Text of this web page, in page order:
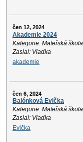
čen 12, 2024
Akademie 2024
Kategorie: Mateřská škola
Zaslal: Vladka
akademie
čen 6, 2024
Balónková Evička
Kategorie: Mateřská škola
Zaslal: Vladka
Evička